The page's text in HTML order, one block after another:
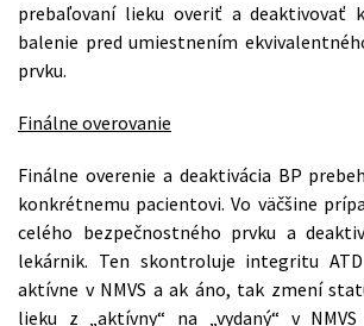
prebaľovaní lieku overiť a deaktivovať
balenie pred umiestnením
prvku.
Finálne overovanie
Finálne overenie a deaktivácia BP
konkrétnemu pacientovi. Vo väčšine
celého bezpečnostného prvku a
lekárnik. Ten skontroluje integritu
aktívne v NMVS a ak áno, tak zmení
lieku z „aktívny“ na „vydaný“ v